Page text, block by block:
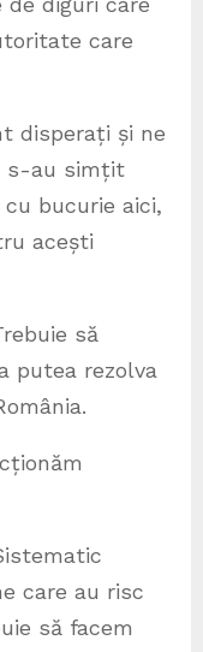
care
disperați și ne
s-au simțit
bucurie aici,
acești
să
putea rezolva
care au risc
să facem